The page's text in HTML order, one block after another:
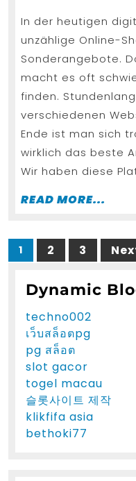
In der heutigen
unzählige Online-
Sonderangebote.
macht es oft
finden.
verschiedenen
Ende ist man sich
wirklich das beste
Wir haben diese
READ MORE...
Posts
pagination
Page
1
Page
2
Page
3
Dynamic
techno002
เว็บสล็อตpg
pg สล็อต
slot gacor
togel macau
슬롯사이트 제작
klikfifa asia
bethoki77